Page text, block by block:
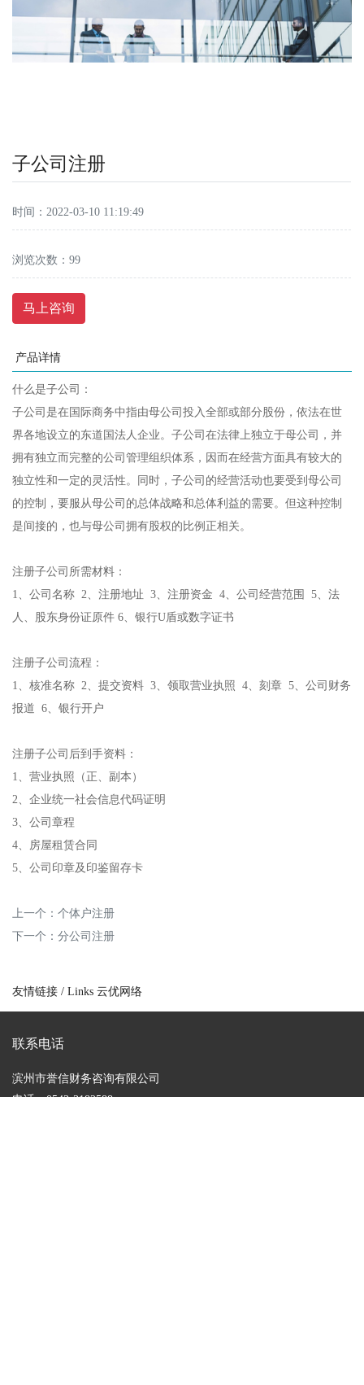
子公司注册
时间：2022-03-10 11:19:49
浏览次数： 99
马上咨询
产品详情
什么是子公司：
子公司是在国际商务中指由母公司投入全部或部分股份，依法在世
界各地设立的东道国法人企业。子公司在法律上独立于母公司，并
拥有独立而完整的公司管理组织体系，因而在经营方面具有较大的
独立性和一定的灵活性。同时，子公司的经营活动也要受到母公司
的控制，要服从母公司的总体战略和总体利益的需要。但这种控制
是间接的，也与母公司拥有股权的比例正相关。
注册子公司所需材料：
1、公司名称 2、注册地址 3、注册资金 4、公司经营范围 5、法
人、股东身份证原件 6、银行U盾或数字证书
注册子公司流程：
1、核准名称 2、提交资料 3、领取营业执照 4、刻章 5、公司财务
报道 6、银行开户
注册子公司后到手资料：
1、营业执照（正、副本）
2、企业统一社会信息代码证明
3、公司章程
4、房屋租赁合同
5、公司印章及印鉴留存卡
上一个： 个体户注册
下一个： 分公司注册
友情链接 / Links 云优网络
联系电话
滨州市誉信财务咨询有限公司
电话：0543-3182588